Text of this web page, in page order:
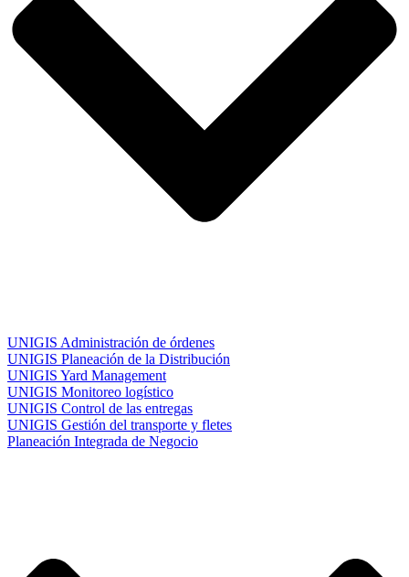
UNIGIS Administración de órdenes
UNIGIS Planeación de la Distribución
UNIGIS Yard Management
UNIGIS Monitoreo logístico
UNIGIS Control de las entregas
UNIGIS Gestión del transporte y fletes
Planeación Integrada de Negocio